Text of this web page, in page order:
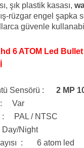
şık plastik kasası,
rüzgar engel şapka
güvenle
6 ATOM Led
Sensörü : 2 MP
: Var
: PAL / NTSC
Night
: 6 atom led